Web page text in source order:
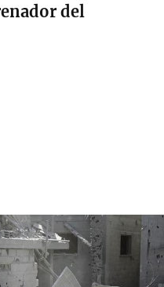
del